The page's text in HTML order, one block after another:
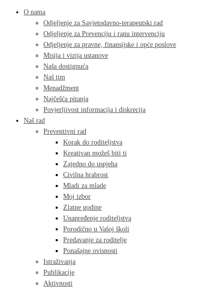
O nama
Odjeljenje za Savjetodavno-terapeutski rad
Odjeljenje za Prevenciju i ranu intervenciju
Odjeljenje za pravne, finansijske i opće poslove
Misija i vizija ustanove
Naša dostignuća
Naš tim
Menadžment
Najčešća pitanja
Povjerljivost informacija i diskrecija
Naš rad
Preventivni rad
Korak do roditeljstva
Kreativan možeš biti ti
Zajedno do uspjeha
Civilna hrabrost
Mladi za mlade
Moj izbor
Zlatne godine
Unapređenje roditeljstva
Porodično u Vašoj školi
Predavanje za roditelje
Ponašajne ovisnosti
Istraživanja
Publikacije
Aktivnosti